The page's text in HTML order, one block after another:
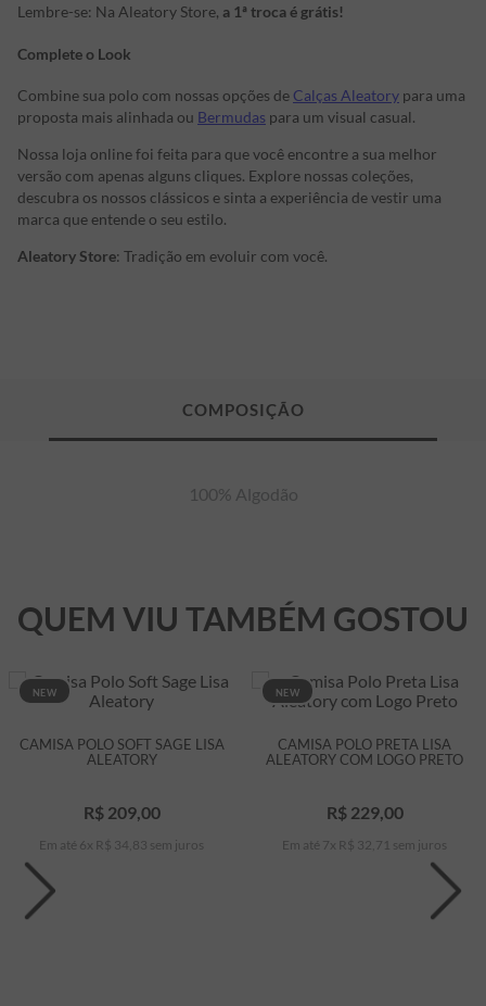
Lembre-se: Na Aleatory Store, a 1ª troca é grátis!
Complete o Look
Combine sua polo com nossas opções de Calças Aleatory para uma
proposta mais alinhada ou Bermudas para um visual casual.
Nossa loja online foi feita para que você encontre a sua melhor
versão com apenas alguns cliques. Explore nossas coleções,
descubra os nossos clássicos e sinta a experiência de vestir uma
marca que entende o seu estilo.
Aleatory Store: Tradição em evoluir com você.
100% Algodão
QUEM VIU TAMBÉM GOSTOU
NEW
CAMISA POLO SOFT SAGE LISA
ALEATORY
R$ 209,00
Em até 6 x R$ 34 83 sem juros
NEW
CAMISA POLO PRETA LISA
ALEATORY COM LOGO PRETO
R$ 229,00
Em até 7 x R$ 32 71 sem juros